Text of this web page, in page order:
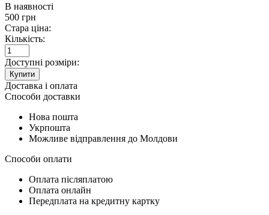
В наявності
500 грн
Стара ціна:
Кількість:
Доступні розміри:
Купити
Доставка і оплата
Способи доставки
Нова пошта
Укрпошта
Можливе відправлення до Молдови
Способи оплати
Оплата післяплатою
Оплата онлайн
Передплата на кредитну картку